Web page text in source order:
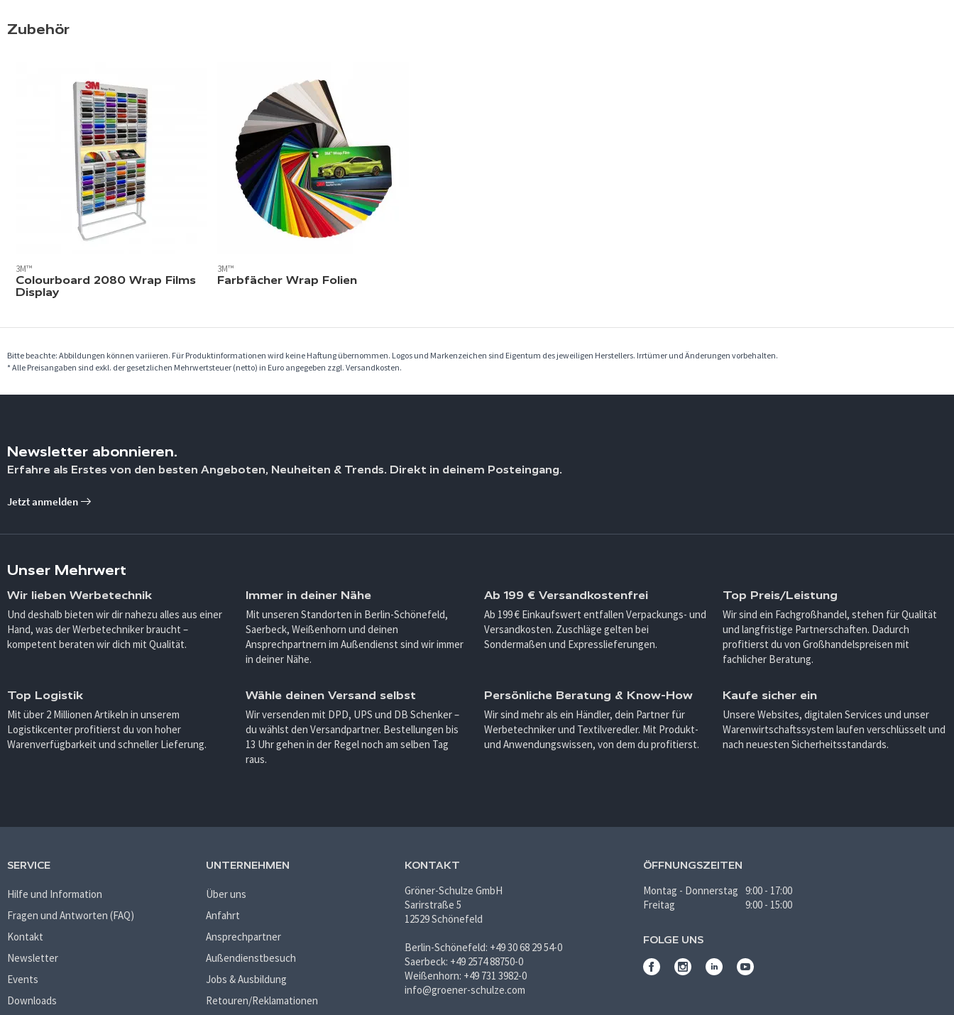
Zubehör
3M™
Colourboard 2080 Wrap Films
Display
3M™
Farbfächer Wrap Folien
Bitte beachte: Abbildungen können variieren. Für Produktinformationen wird keine Haftung übernommen. Logos und Markenzeichen sind Eigentum des jeweiligen Herstellers. Irrtümer und Änderungen vorbehalten.
* Alle Preisangaben sind exkl. der gesetzlichen Mehrwertsteuer (netto) in Euro angegeben zzgl. Versandkosten.
Newsletter abonnieren.
Erfahre als Erstes von den besten Angeboten, Neuheiten & Trends. Direkt in deinem Posteingang.
Jetzt anmelden
Unser Mehrwert
Wir lieben Werbetechnik
Und deshalb bieten wir dir nahezu alles aus einer
Hand, was der Werbetechniker braucht –
kompetent beraten wir dich mit Qualität.
Immer in deiner Nähe
Mit unseren Standorten in Berlin-Schönefeld,
Saerbeck, Weißenhorn und deinen
Ansprechpartnern im Außendienst sind wir immer
in deiner Nähe.
Ab 199 € Versandkostenfrei
Ab 199 € Einkaufswert entfallen Verpackungs- und
Versandkosten. Zuschläge gelten bei
Sondermaßen und Expresslieferungen.
Top Preis/Leistung
Wir sind ein Fachgroßhandel, stehen für Qualität
und langfristige Partnerschaften. Dadurch
profitierst du von Großhandelspreisen mit
fachlicher Beratung.
Top Logistik
Mit über 2 Millionen Artikeln in unserem
Logistikcenter profitierst du von hoher
Warenverfügbarkeit und schneller Lieferung.
Wähle deinen Versand selbst
Wir versenden mit DPD, UPS und DB Schenker –
du wählst den Versandpartner. Bestellungen bis
13 Uhr gehen in der Regel noch am selben Tag
raus.
Persönliche Beratung & Know-How
Wir sind mehr als ein Händler, dein Partner für
Werbetechniker und Textilveredler. Mit Produkt-
und Anwendungswissen, von dem du profitierst.
Kaufe sicher ein
Unsere Websites, digitalen Services und unser
Warenwirtschaftssystem laufen verschlüsselt und
nach neuesten Sicherheitsstandards.
SERVICE
Hilfe und Information
Fragen und Antworten (FAQ)
Kontakt
Newsletter
Events
Downloads
UNTERNEHMEN
Über uns
Anfahrt
Ansprechpartner
Außendienstbesuch
Jobs & Ausbildung
Retouren/Reklamationen
KONTAKT
Gröner-Schulze GmbH
Sarirstraße 5
12529 Schönefeld
Berlin-Schönefeld: +49 30 68 29 54-0
Saerbeck: +49 2574 88750-0
Weißenhorn: +49 731 3982-0
info@groener-schulze.com
ÖFFNUNGSZEITEN
Montag - Donnerstag 9:00 - 17:00
Freitag
9:00 - 15:00
FOLGE UNS